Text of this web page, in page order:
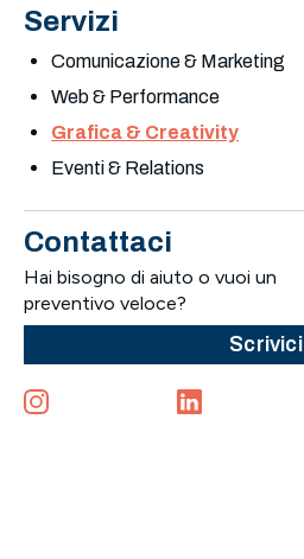
Servizi
Comunicazione & Marketing
Web & Performance
Grafica & Creativity
Eventi & Relations
Contattaci
Hai bisogno di aiuto o vuoi un
preventivo veloce?
Scrivici